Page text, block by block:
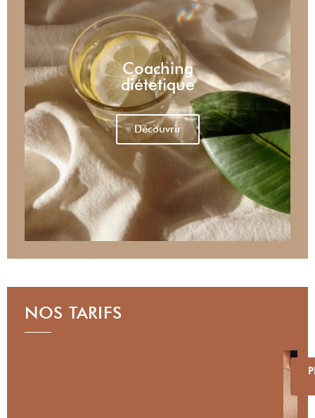
Coaching
diétetique
Découvrir
NOS TARIFS